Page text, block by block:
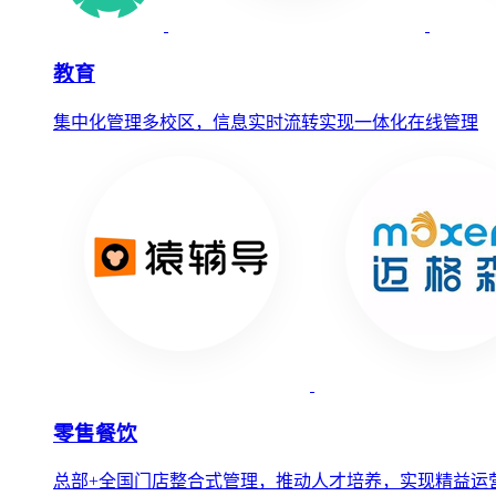
教育
集中化管理多校区，信息实时流转实现一体化在线管理
零售餐饮
总部+全国门店整合式管理，推动人才培养，实现精益运